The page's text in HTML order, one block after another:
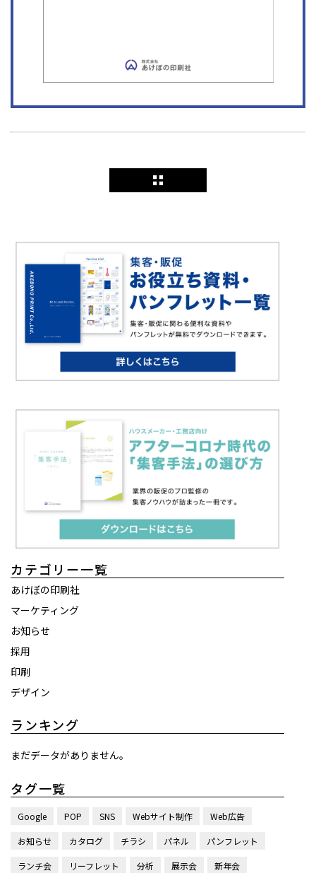
カテゴリー一覧
あけぼの印刷社
マーケティング
お知らせ
採用
印刷
デザイン
ランキング
まだデータがありません。
タグ一覧
Google POP SNS Webサイト制作 Web広告
お知らせ カタログ チラシ パネル パンフレット
ランチ会 リーフレット 分析 展示会 新年会